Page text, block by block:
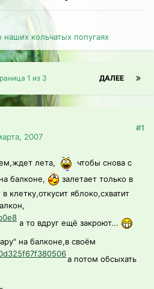
наших кольчатых попугаях
ДАЛЕЕ
1 из 3
2007
#1
лета,
чтобы снова с
балконе,
залетает только в
клетку,откусит яблоко,схватит
а то вдруг ещё закроют...
на балконе,в своём
а потом обсыхать